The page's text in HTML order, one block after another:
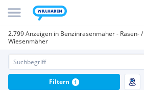
2.799 Anzeigen in Benzinrasenmäher - Rasen- /
Wiesenmäher
Filtern 1